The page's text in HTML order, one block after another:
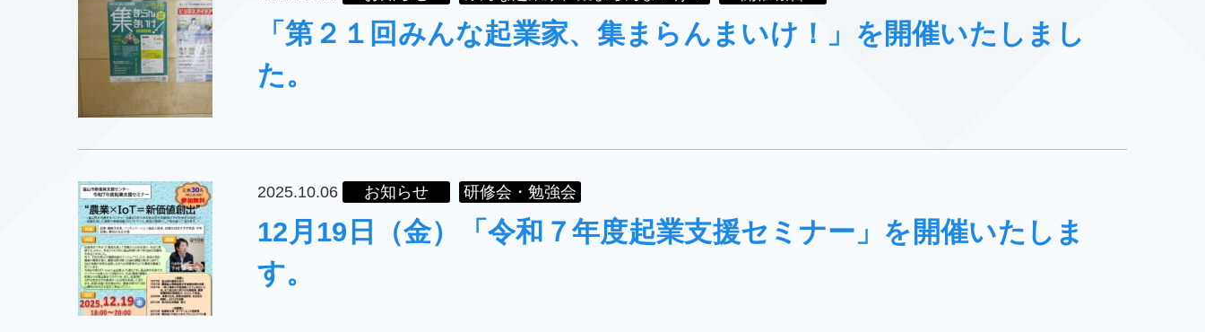
「第２１回みんな起業家、集まらんまいけ！」を開催いたしまし
た。
2025.10.06 お知らせ 研修会・勉強会
12月19日（金）「令和７年度起業支援セミナー」を開催いたしま
す。